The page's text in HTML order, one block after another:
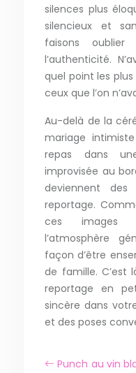
silences plus
silencieux et
faisons
l’authenticité.
quel point les
ceux que l’on
Au-delà de la
mariage
repas dans
improvisée au
deviennent
reportage.
ces images
l’atmosphère
façon d’être
de famille. C’est
reportage en
sincère dans
et des poses
Punch au vin